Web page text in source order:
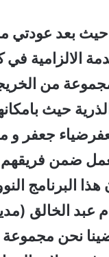
بعد عودتي من
الالزامية في
من
حيث
جعفر
ضمن
البرنامج
عبد الخالق
نحن مجموعة